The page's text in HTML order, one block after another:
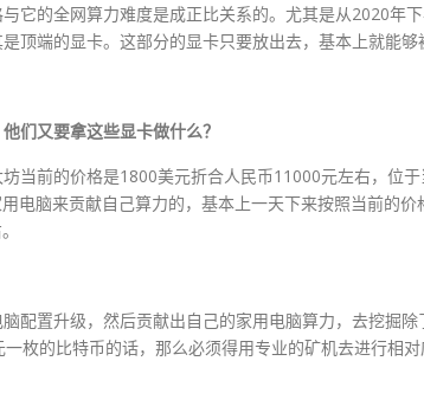
它的全网算力难度是成正比关系的。尤其是从2020年
顶端的显卡。这部分的显卡只要放出去，基本上就能够
们又要拿这些显卡做什么？
当前的价格是1800美元折合人民币11000元左右，位
电脑来贡献自己算力的，基本上一天下来按照当前的
配置升级，然后贡献出自己的家用电脑算力，去挖掘除
枚的比特币的话，那么必须得用专业的矿机去进行相对